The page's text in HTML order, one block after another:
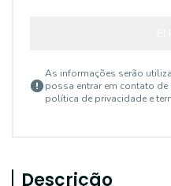
As informações serão
possa entrar em contato
política de privacidade e
Descrição